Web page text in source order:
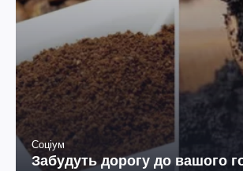
Соціум
Забудуть дорогу до вашого